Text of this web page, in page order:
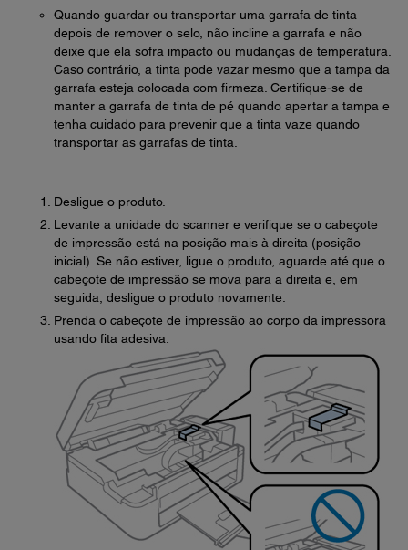
Quando guardar ou transportar uma garrafa de tinta
depois de remover o selo, não incline a garrafa e não
deixe que ela sofra impacto ou mudanças de temperatura.
Caso contrário, a tinta pode vazar mesmo que a tampa da
garrafa esteja colocada com firmeza. Certifique-se de
manter a garrafa de tinta de pé quando apertar a tampa e
tenha cuidado para prevenir que a tinta vaze quando
transportar as garrafas de tinta.
Desligue o produto.
Levante a unidade do scanner e verifique se o cabeçote
de impressão está na posição mais à direita (posição
inicial). Se não estiver, ligue o produto, aguarde até que o
cabeçote de impressão se mova para a direita e, em
seguida, desligue o produto novamente.
Prenda o cabeçote de impressão ao corpo da impressora
usando fita adesiva.